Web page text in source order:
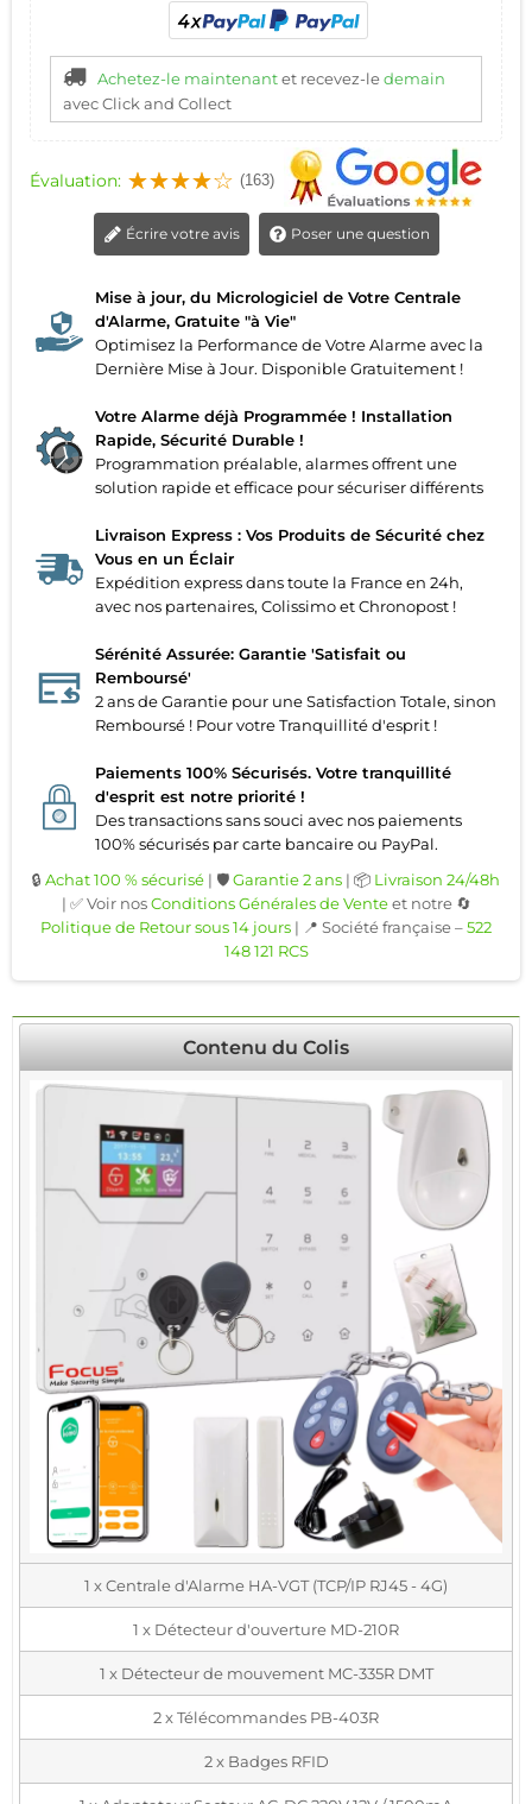
Achetez-le maintenantet recevez-ledemain
avec Click and Collect
Évaluation: (163)
Écrire votre avis Poser une question
Mise à jour, du Micrologiciel de Votre Centrale
d'Alarme, Gratuite "à Vie"
Optimisez la Performance de Votre Alarme avec la
Dernière Mise à Jour. Disponible Gratuitement !
Votre Alarme déjà Programmée ! Installation
Rapide, Sécurité Durable !
Programmation préalable, alarmes offrent une
solution rapide et efficace pour sécuriser différents
Livraison Express : Vos Produits de Sécurité chez
Vous en un Éclair
Expédition express dans toute la France en 24h,
avec nos partenaires, Colissimo et Chronopost !
Sérénité Assurée: Garantie 'Satisfait ou
Remboursé'
2 ans de Garantie pour une Satisfaction Totale, sinon
Remboursé ! Pour votre Tranquillité d'esprit !
Paiements 100% Sécurisés. Votre tranquillité
d'esprit est notre priorité !
Des transactions sans souci avec nos paiements
100% sécurisés par carte bancaire ou PayPal.
🔒 Achat 100 % sécurisé | 🛡️Garantie 2 ans | 📦 Livraison 24/48h
| ✅ Voir nosConditions Générales de Venteet notre 🔄
Politique de Retour sous 14 jours | 📍 Société française –522
148 121 RCS
Contenu du Colis
1 x Centrale d'Alarme HA-VGT (TCP/IP RJ45 - 4G)
1 x Détecteur d'ouverture MD-210R
1 x Détecteur de mouvement MC-335R DMT
2 x Télécommandes PB-403R
2 x Badges RFID